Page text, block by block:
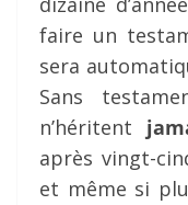
faire un
sera
Sans
n’héritent
après vingt-
et même si